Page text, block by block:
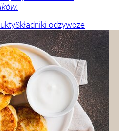
Składniki odżywcze